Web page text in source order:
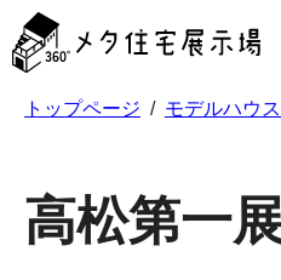
タ
住
トップページ / モデルハウ
高松第一